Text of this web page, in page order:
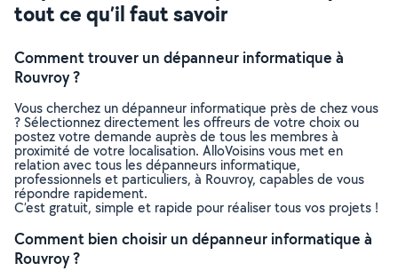
tout ce qu’il faut savoir
Comment trouver un dépanneur informatique à
Rouvroy ?
Vous cherchez un dépanneur informatique près de chez vous
? Sélectionnez directement les offreurs de votre choix ou
postez votre demande auprès de tous les membres à
proximité de votre localisation. AlloVoisins vous met en
relation avec tous les dépanneurs informatique,
professionnels et particuliers, à Rouvroy, capables de vous
répondre rapidement.
C’est gratuit, simple et rapide pour réaliser tous vos projets !
Comment bien choisir un dépanneur informatique à
Rouvroy ?